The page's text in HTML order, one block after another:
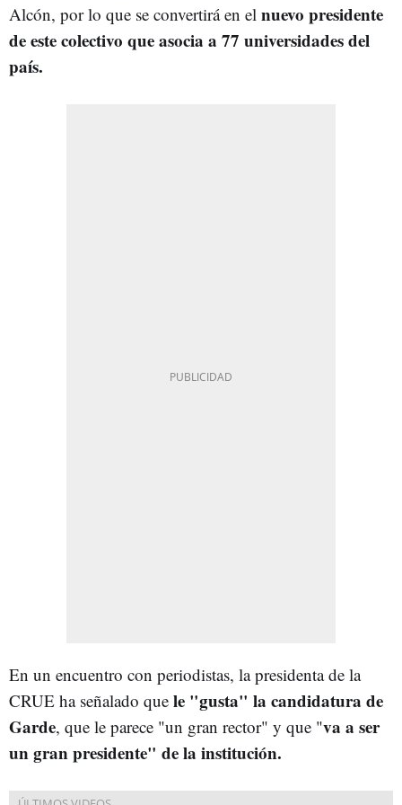
Alcón, por lo que se convertirá en el nuevo presidente
de este colectivo que asocia a 77 universidades del
país.
En un encuentro con periodistas, la presidenta de la
CRUE ha señalado que le "gusta" la candidatura de
Garde, que le parece "un gran rector" y que "va a ser
un gran presidente" de la institución.